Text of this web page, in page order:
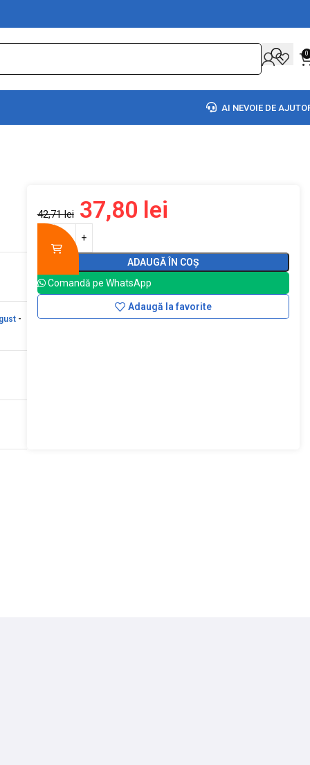
0
AI NEVOIE DE
-
42,71lei 37,80 lei
ADAUGĂ ÎN COȘ
Comandă pe WhatsApp
Adaugă la favorite